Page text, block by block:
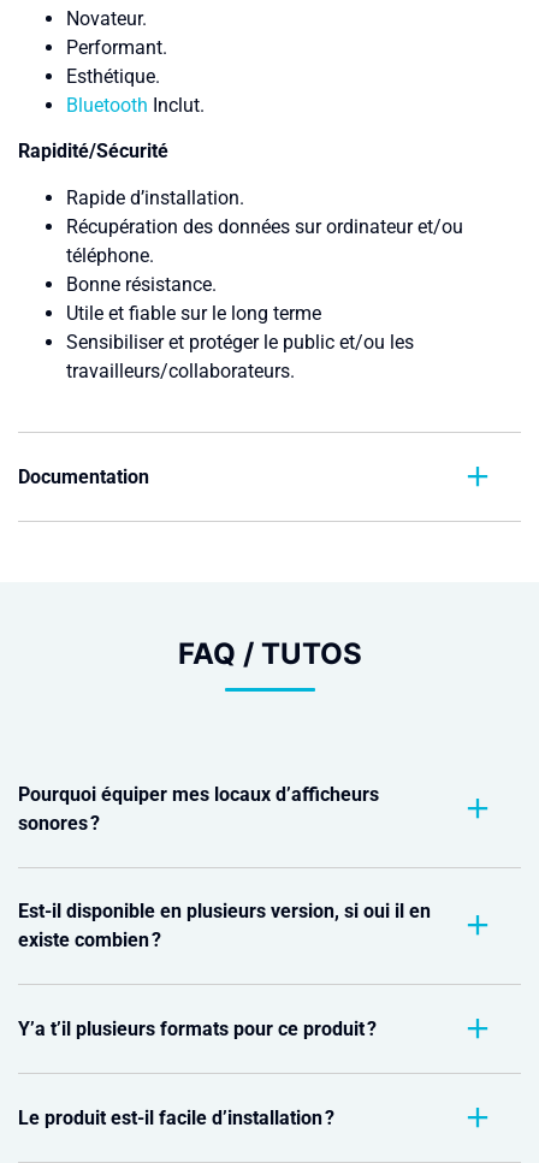
Novateur.
Performant.
Esthétique.
Bluetooth Inclut.
Rapidité/Sécurité
Rapide d’installation.
Récupération des données sur ordinateur et/ou
téléphone.
Bonne résistance.
Utile et fiable sur le long terme
Sensibiliser et protéger le public et/ou les
travailleurs/collaborateurs.
Documentation
FAQ / TUTOS
Pourquoi équiper mes locaux d’afficheurs
sonores ?
Est-il disponible en plusieurs version, si oui il en
existe combien ?
Y’a t’il plusieurs formats pour ce produit ?
Le produit est-il facile d’installation ?